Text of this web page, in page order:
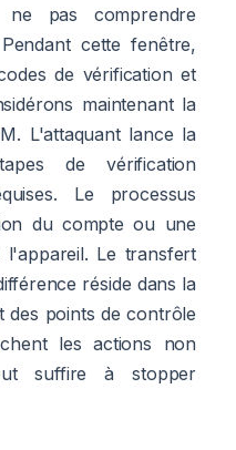
pas comprendre
cette fenêtre,
de vérification et
maintenant la
L'attaquant lance la
de vérification
Le processus
du compte ou une
Le transfert
réside dans la
des points de contrôle
les actions non
suffire à stopper